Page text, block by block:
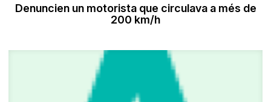
Denuncien un motorista que circulava a més de
200 km/h